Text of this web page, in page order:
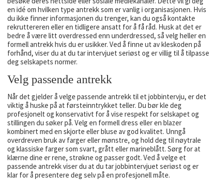
en idé om hvilken type antrekk som er vanlig i organisasjonen. Hvis
du ikke finner informasjonen du trenger, kan du også kontakte
rekruttereren eller en tidligere ansatt for å få råd. Husk at det er
bedre å være litt overdressed enn underdressed, så velg heller en
formell antrekk hvis du er usikker. Ved å finne ut av kleskoden på
forhånd, viser du at du tar intervjuet seriøst og er villig til å tilpasse
deg selskapets normer.
Velg passende antrekk
Når det gjelder å velge passende antrekk til et jobbintervju, er det
viktig å huske på at førsteinntrykket teller. Du bør kle deg
profesjonelt og konservativt for å vise respekt for selskapet og
stillingen du søker på. Velg en formell dress eller en blazer
kombinert med en skjorte eller bluse av god kvalitet. Unngå
overdreven bruk av farger eller mønstre, og hold deg til nøytrale
og klassiske farger som svart, grått eller marineblått. Sørg for at
klærne dine er rene, strøkne og passer godt. Ved å velge et
passende antrekk viser du at du tar jobbintervjuet seriøst og er
klar for å presentere deg selv på en profesjonell måte.